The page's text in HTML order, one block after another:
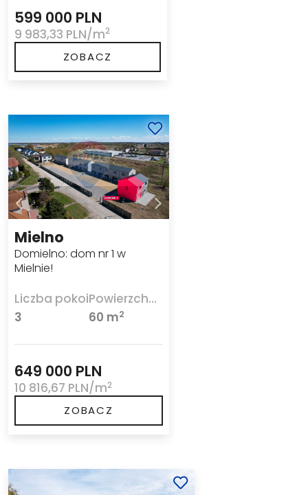
599 000 PLN
9 983,33 PLN/m2
ZOBACZ
Mielno
Domielno: dom nr 1 w
Mielnie!
Liczba pokoi
3
Powierzchnia
60 m2
649 000 PLN
10 816,67 PLN/m2
ZOBACZ